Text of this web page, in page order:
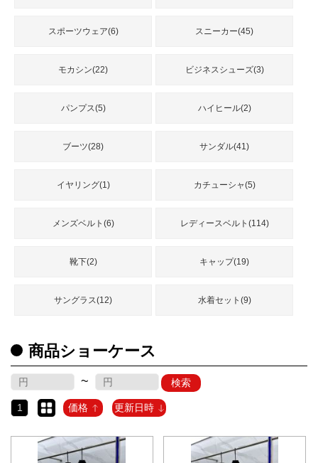
スポーツウェア(6) スニーカー(45)
モカシン(22) ビジネスシューズ(3)
パンプス(5) ハイヒール(2)
ブーツ(28) サンダル(41)
イヤリング(1) カチューシャ(5)
メンズベルト(6) レディースベルト(114)
靴下(2) キャップ(19)
サングラス(12) 水着セット(9)
商品ショーケース
~ 検索
1 価格 更新日時